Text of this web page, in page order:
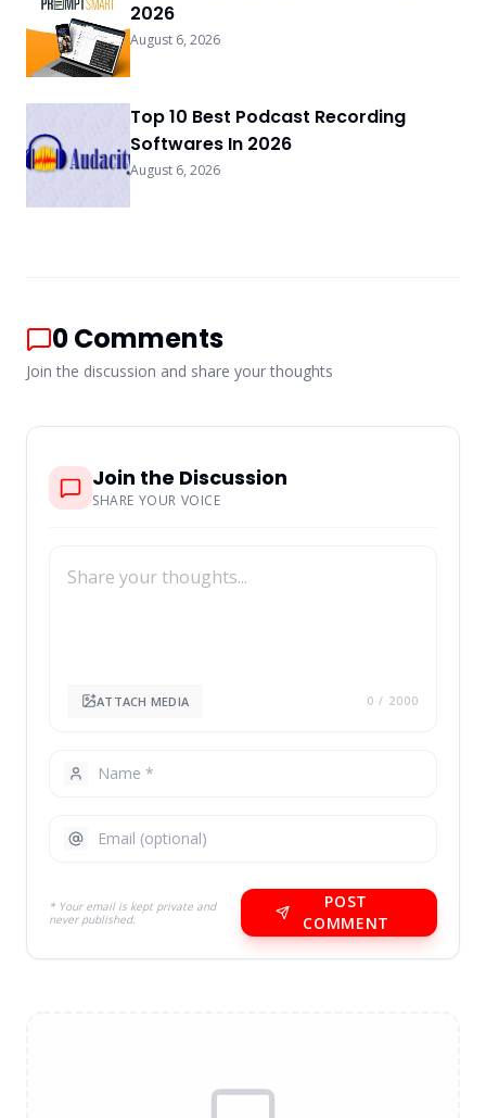
2026
August 6, 2026
Top 10 Best Podcast Recording
Softwares In 2026
August 6, 2026
0Comments
Join the discussion and share your thoughts
Join the Discussion
SHARE YOUR VOICE
ATTACH MEDIA 0 / 2000
* Your email is kept private and
never published.
POST
COMMENT